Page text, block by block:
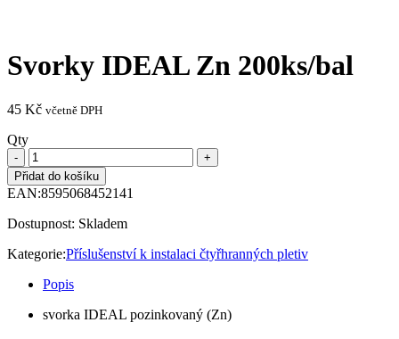
Svorky IDEAL Zn 200ks/bal
45 Kč včetně DPH
Qty
Přidat do košíku
EAN:8595068452141
Dostupnost: Skladem
Kategorie:Příslušenství k instalaci čtyřhranných pletiv
Popis
svorka IDEAL pozinkovaný (Zn)